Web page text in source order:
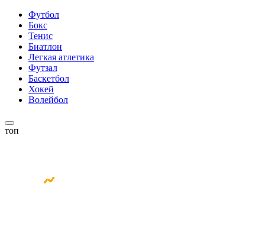
Футбол
Бокс
Тенис
Биатлон
Легкая атлетика
Футзал
Баскетбол
Хокей
Волейбол
топ